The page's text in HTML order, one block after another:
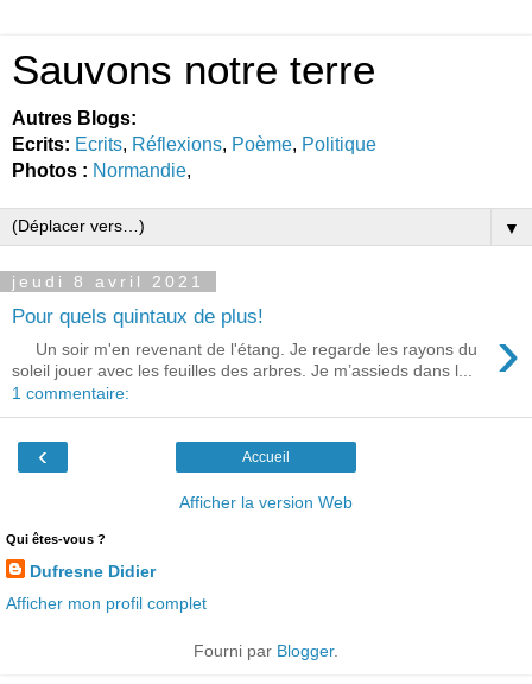
Sauvons notre terre
Autres Blogs:
Ecrits: Ecrits, Réflexions, Poème, Politique
Photos : Normandie,
▼
jeudi 8 avril 2021
Pour quels quintaux de plus! ›
Un soir m'en revenant de l'étang. Je regarde les rayons du
soleil jouer avec les feuilles des arbres. Je m’assieds dans l...
1 commentaire:
‹ Accueil
Afficher la version Web
Qui êtes-vous ?
Dufresne Didier
Afficher mon profil complet
Fourni par Blogger.